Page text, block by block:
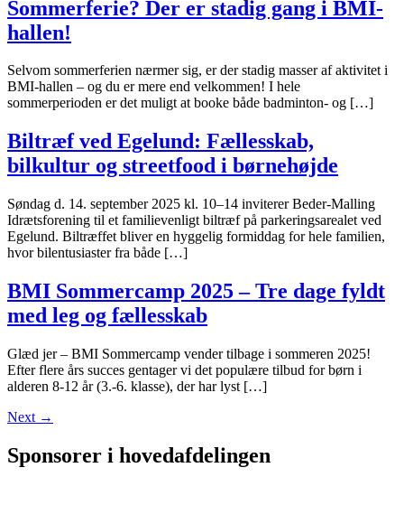
Sommerferie? Der er stadig gang i BMI-
hallen!
Selvom sommerferien nærmer sig, er der stadig masser af aktivitet i
BMI-hallen – og du er mere end velkommen! I hele
sommerperioden er det muligt at booke både badminton- og […]
Biltræf ved Egelund: Fællesskab,
bilkultur og streetfood i børnehøjde
Søndag d. 14. september 2025 kl. 10–14 inviterer Beder-Malling
Idrætsforening til et familievenligt biltræf på parkeringsarealet ved
Egelund. Biltræffet bliver en hyggelig formiddag for hele familien,
hvor bilentusiaster fra både […]
BMI Sommercamp 2025 – Tre dage fyldt
med leg og fællesskab
Glæd jer – BMI Sommercamp vender tilbage i sommeren 2025!
Efter flere års succes gentager vi det populære tilbud for børn i
alderen 8-12 år (3.-6. klasse), der har lyst […]
Next →
Sponsorer i hovedafdelingen